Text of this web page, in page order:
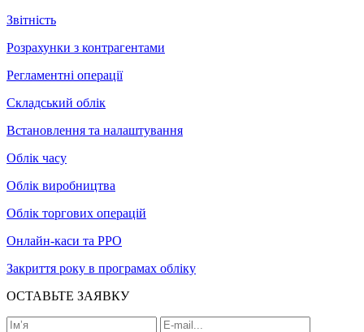
Звітність
Розрахунки з контрагентами
Регламентні операції
Складський облік
Встановлення та налаштування
Облік часу
Облік виробництва
Облік торгових операцій
Онлайн-каси та РРО
Закриття року в програмах обліку
ОСТАВЬТЕ ЗАЯВКУ